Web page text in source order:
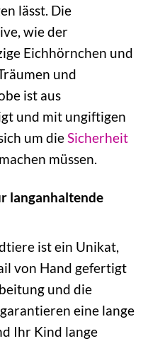
lässt. Die
wie der
Eichhörnchen und
und
ist aus
und mit ungiftigen
um die Sicherheit
müssen.
langanhaltende
ist ein Unikat,
von Hand gefertigt
und die
eine lange
Ihr Kind lange